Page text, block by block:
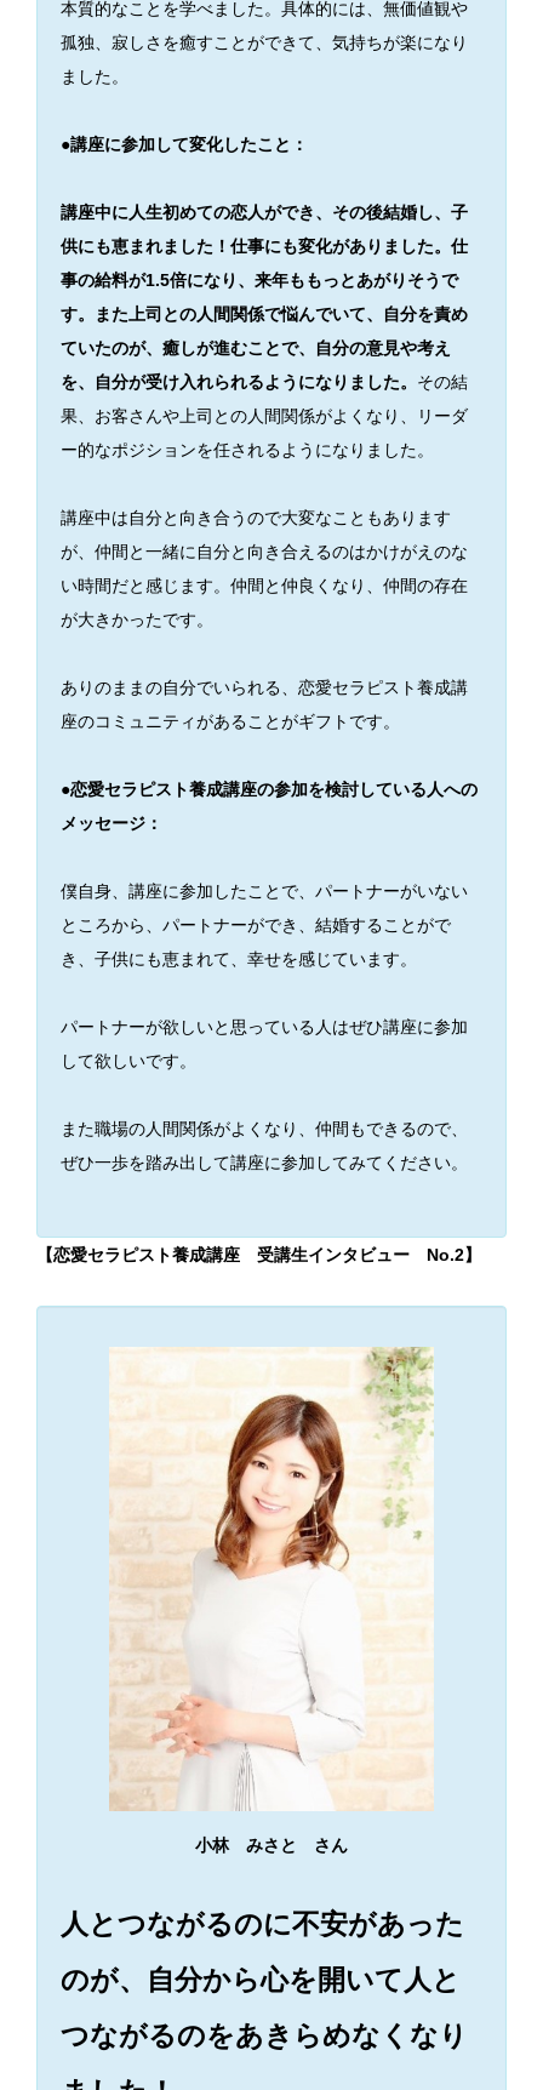
本質的なことを学べました。具体的には、無価値観や
孤独、寂しさを癒すことができて、気持ちが楽になり
ました。
●講座に参加して変化したこと：
講座中に人生初めての恋人ができ、その後結婚し、子
供にも恵まれました！仕事にも変化がありました。仕
事の給料が1.5倍になり、来年ももっとあがりそうで
す。また上司との人間関係で悩んでいて、自分を責め
ていたのが、癒しが進むことで、自分の意見や考え
を、自分が受け入れられるようになりました。 その結
果、お客さんや上司との人間関係がよくなり、リーダ
ー的なポジションを任されるようになりました。
講座中は自分と向き合うので大変なこともあります
が、仲間と一緒に自分と向き合えるのはかけがえのな
い時間だと感じます。仲間と仲良くなり、仲間の存在
が大きかったです。
ありのままの自分でいられる、恋愛セラピスト養成講
座のコミュニティがあることがギフトです。
●恋愛セラピスト養成講座の参加を検討している人への
メッセージ：
僕自身、講座に参加したことで、パートナーがいない
ところから、パートナーができ、結婚することがで
き、子供にも恵まれて、幸せを感じています。
パートナーが欲しいと思っている人はぜひ講座に参加
して欲しいです。
また職場の人間関係がよくなり、仲間もできるので、
ぜひ一歩を踏み出して講座に参加してみてください。
【恋愛セラピスト養成講座 受講生インタビュー No.2】
小林 みさと さん
人とつながるのに不安があった
のが、自分から心を開いて人と
つながるのをあきらめなくなり